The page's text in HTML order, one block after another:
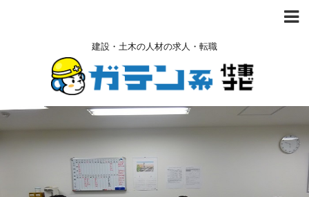
建設・土木の人材の求人・転職